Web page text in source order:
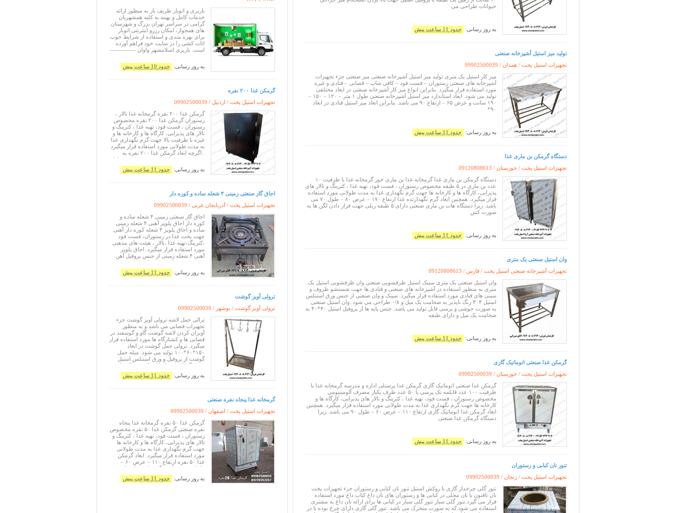
حیوانات طراحی می
به روز رسانی: حدود 11 ساعت پیش
تولید میز استیل آشپزخانه صنعتی
تجهیزات استیل پخت / همدان / 09902500039
میز کار استیل یک متری تولید میز استیل آشپزخانه صنعتی میز صنعتی جزء تجهیزات
آشپزخانه های صنعتی رستوران – فست فود – کافی شاپ – قصابی – قنادی و غیره
مورد استفاده قرار میگیرد. بنابراین انواع میز کار آشپزخانه صنعتی در ابعاد مختلفی
تولید می شود. ابعاد استاندارد میز استیل آشپزخانه صنعتی طول ۱ متر – ۱۲۰ – ۱۵۰ –
۱۹۰ سانت و عرض ۶۵ – ارتفاع ۹۰ می باشد. بنابراین ابعاد میز استیل قنادی در ابعاد
۹۰*
به روز رسانی: حدود 11 ساعت پیش
دستگاه گرمکن بن ماری غذا
تجهیزات استیل پخت / خوزستان / 09120808613
دستگاه گرمکن بن ماری غذا گرمخانه غذا بن ماری خور گرمخانه غذا با ظرفیت ۱۰
عدد بن ماری در ۵ طبقه مخصوص رستوران ، فست فود، تهیه غذا ، کترینگ و تالار های
پذیرایی، کارگاه ها و کارخانه ها جهت گرم نگهداری غذا به مدت طولانی مورد استفاده
قرار میگیرد. همچنین ابعاد گرم نگهدارنده غذا ارتفاع ۱۷۰ – عرض ۸۰ – طول ۷۰ می
باشد. زیرا دستگاه هات بن ماری صنعتی دارای ۵ طبقه ریلی جهت قرار دادن لگن ها به
صورت کش
به روز رسانی: حدود 11 ساعت پیش
وان استیل صنعتی یک متری
تجهیزات آشپزخانه صنعتی استیل پخت / فارس / 09120808613
وان استیل صنعتی یک متری سینک استیل ظرفشویی صنعتی وان ظرفشویی استیل یک
متری به منظور استفاده در آشپزخانه های صنعتی و قنادی ها جهت شستشو ظروف و
سینی های قنادی مورد استفاده قرار میگیرد. سینک و وان صنعتی از جنس ورق استنلس
استیل ۳۰۴ زنگ ناپذیر به ضخامت یک میل و ۰/۸ طراحی می شود. وان استیل صنعتی
به صورت جوشی و پرسی قابل تولید می باشد. جنس پایه ها از پروفیل استیل ۴۰*۴۰ به
ضخامت یک میل و دارای طبقه
به روز رسانی: حدود 11 ساعت پیش
گرمکن غذا صنعتی اتوماتیک گازی
تجهیزات استیل پخت / خوزستان / 09902500039
گرمکن غذا صنعتی اتوماتیک گازی گرمکن غذا پرسنلی اداره و مدرسه گرمخانه غذا با
ظرفیت ۱۰۰ عدد قابلمه تک پرسی یا ۵۰ عدد ظرف یکبار مصرف آلومینیومی
مخصوص رستوران ، فست فود، تهیه غذا ، کترینگ و تالار های پذیرایی، کارگاه ها و
کارخانه ها جهت گرم نگهداری غذا به مدت طولانی مورد استفاده قرار میگیرد. همچنین
ابعاد گرمکن غذا اتوماتیک گازی ارتفاع ۱۱۰ – عرض ۶۰ – طول ۹۰ می باشد. زیرا
دستگاه گرمکن غذا صنعتی
به روز رسانی: حدود 11 ساعت پیش
تنور نان کبابی و رستوران
تجهیزات استیل پخت / زنجان / 09902500039
تنور گلی چرخدار گازی با روکش استیل تنور نان کبابی و رستوران جزء تجهیزات پخت
نان تافتون یا نان محلی در کبابی ها و رستوران های نان داغ کباب داغ مورد استفاده
قرار می گیرد.تنور گلی سیار تنور گلی سیار در کبابی ها برای ارائه نان داغ به مشتری
استفاده می شود.که به صورت متحرک می باشد. تنور گلی گازی دارای چرخ بوده تا در
باربری و اتوبار ظریف بار به منظور ارائه
خدمات کامل و بهینه به کلیه همشهریان
گرامی در سراسر تهران بزرگ و شهرستان
های همجوار، امکان رزرو اینترنتی اتوبار
برای بهره مندی و استفاده از شرایط خوب
اثاث کشی را در سایت خود فراهم آورده
است. باربری اسلامشهر واوان -------------
۰۲۱۵۶۷۲۷۰۲۲☎️ ۰۹۰۵۴۶۳۱۷۱۱☎️
۰۹۱۹۷۹۳۹۰۰۵☎️ ۰۹۹۰۹۲۱۴۰۰۵☎️
به روز رسانی: حدود 10 ساعت پیش
گرمکن غذا ۲۰۰ نفره
تجهیزات استیل پخت / اردبیل / 09902500039
گرمکن غذا ۲۰۰ نفره گرمخانه غذا تالار ،
رستوران گرمکن غذا ۲۰۰ نفره مخصوص
رستوران ، فست فود، تهیه غذا ، کترینگ و
تالار های پذیرایی، کارگاه ها و کارخانه ها و
غیره با ظرفیت بالا جهت گرم نگهداری غذا
به مدت طولانی مورد استفاده قرار میگیرد
. اگرچه ابعاد گرمکن غذا ۲۰۰ نفره به
صورت حدودی ارتفاع ۲۰۰-عرض ۷۰-طول
۱۶۰ می باشد زیرا این ابعاد بر اساس
سفارش مشتری قابل تغییر می باشد
به روز رسانی: حدود 11 ساعت پیش
اجاق گاز صنعتی زمینی ۴ شعله ساده و کوره دار
تجهیزات استیل پخت / آذربایجان غربی / 09902500039
اجاق گاز صنعتی زمینی ۴ شعله ساده و
کوره دار اجاق پلوپز آهنی ۴ شعله زمینی
ساده و اجاق پلوپز ۴ شعله کوره دار آهنی
جهت پخت غذا در رستوران، فست فود
،کترینگ،تهیه غذا ،تالار ، هیئت های مذهبی
مورد استفاده قرار میگیرد. اجاق پلوپز
آهنی ۴ شعله زمینی از جنس پروفیل آهن
۴۰*۴۰ به ضخامت ۱/۵ میل ساخته مشود.
شاخک های اجاق پلوپز آهنی ۴ شعله زمینی
از پروفیل آهن ۵۰*۵۰ ساخته میشود. اجاق
به روز رسانی: حدود 11 ساعت پیش
ترولی آویز گوشت
ترولی آویز گوشت / بوشهر / 09902500039
ترالی حمل لاشه ترولی آویز گوشت جزء
تجهیزات قصابی می باشد و به منظور
آویزان کردن لاشه گوشت گاو و گوسفند در
قصابی ها و کشتارگاه ها مورد استفاده قرار
میگیرد. ترولی حمل گوشت در ابعاد
۱۵۰*۶۰*۱۰۰ تولید می شود. میله حمل
گوشت از پروفیل و ورق استنلس استیل
ضد زنگ با قیمت ارزان و کیفیت بالا ساخته
می شود. ترولی آویز گوشت دارای ۴ عدد
قلاب یا چنگک آویز گوشت می باشد که به
به روز رسانی: حدود 11 ساعت پیش
گرمخانه غذا پنجاه نفره صنعتی
تجهیزات استیل پخت / اصفهان / 09902500039
گرمکن غذا ۵۰ نفره گرمخانه غذا پنجاه
نفره صنعتی گرمکن غذا ۵۰ نفره مخصوص
رستوران ، فست فود، تهیه غذا ، کترینگ و
تالار های پذیرایی، کارگاه ها و کارخانه ها
جهت گرم نگهداری غذا به مدت طولانی
مورد استفاده قرار میگیرد. ابعاد گرمکن
غذا ۵۰ نفره ارتفاع ۱۱۰ – عرض ۶۰ –
طول ۶۰ می باشد. گرمخانه غذا پنجاه نفره
دارای ۵ عدد طبقه شلف متحرک آبکاری
شده می باشد. در هر طبقه ۱۰ عدد ظرف
به روز رسانی: حدود 11 ساعت پیش